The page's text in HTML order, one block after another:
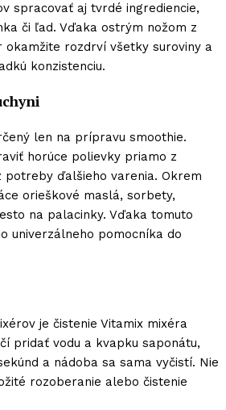
spracovať aj tvrdé ingrediencie,
či ľad. Vďaka ostrým nožom z
okamžite rozdrví všetky suroviny a
konzistenciu.
len na prípravu smoothie.
horúce polievky priamo z
potreby ďalšieho varenia. Okrem
orieškové maslá, sorbety,
na palacinky. Vďaka tomuto
univerzálneho pomocníka do
je čistenie Vitamix mixéra
pridať vodu a kvapku saponátu,
a nádoba sa sama vyčistí. Nie
rozoberanie alebo čistenie